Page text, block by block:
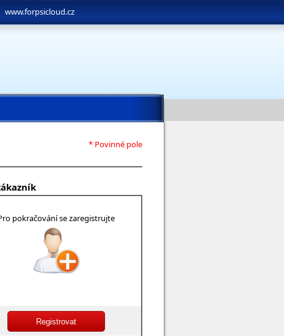
www.forpsicloud.cz
* Povinné pole
pokračování se zaregistrujte